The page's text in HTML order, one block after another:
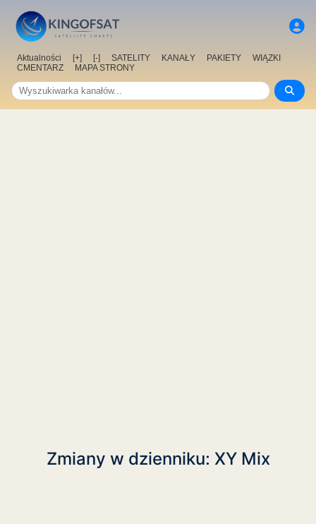
Aktualności [+] [-] SATELITY KANAŁY PAKIETY
WIĄZKI
CMENTARZ
MAPA STRONY
Zmiany w dzienniku: XY Mix